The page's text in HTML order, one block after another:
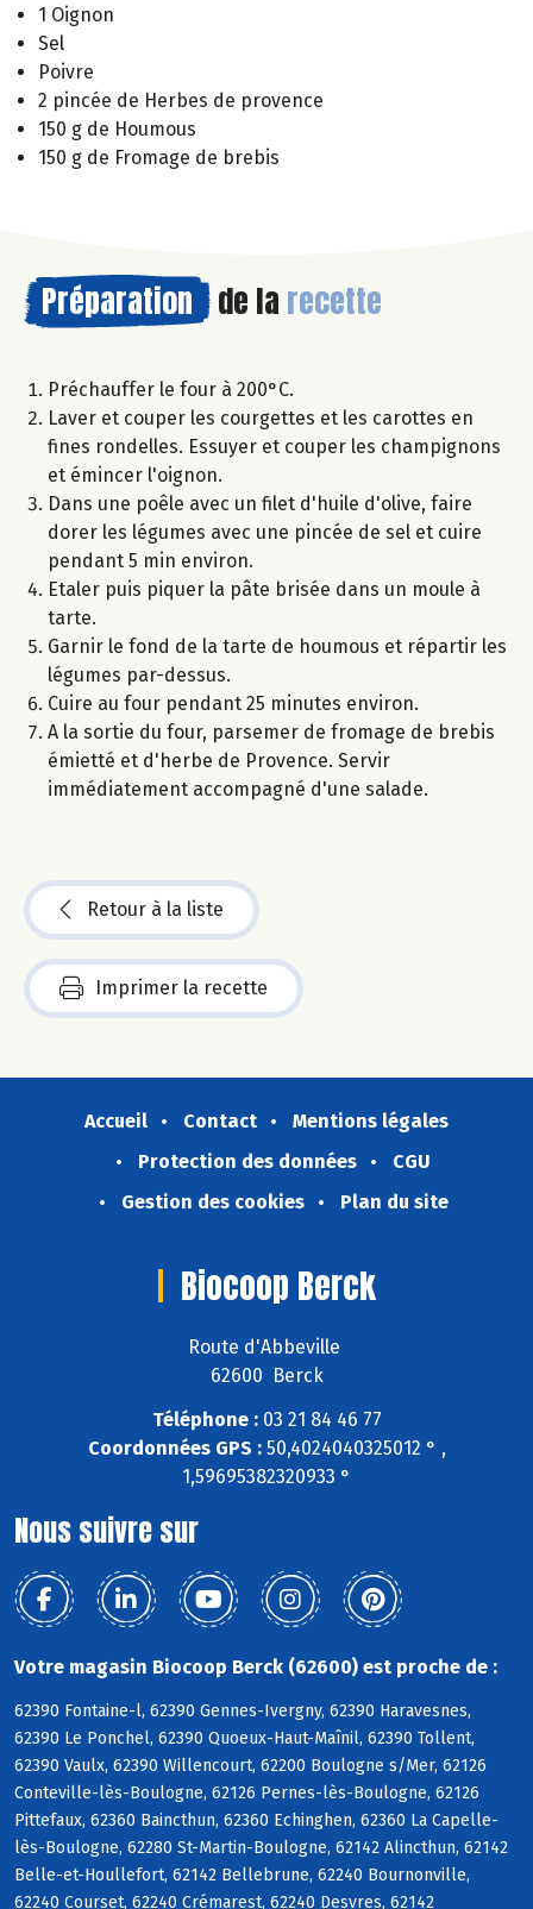
1 Oignon
Sel
Poivre
2 pincée de Herbes de provence
150 g de Houmous
150 g de Fromage de brebis
Préparation de la recette
Préchauffer le four à 200°C.
Laver et couper les courgettes et les carottes en
fines rondelles. Essuyer et couper les champignons
et émincer l'oignon.
Dans une poêle avec un filet d'huile d'olive, faire
dorer les légumes avec une pincée de sel et cuire
pendant 5 min environ.
Etaler puis piquer la pâte brisée dans un moule à
tarte.
Garnir le fond de la tarte de houmous et répartir les
légumes par-dessus.
Cuire au four pendant 25 minutes environ.
A la sortie du four, parsemer de fromage de brebis
émietté et d'herbe de Provence. Servir
immédiatement accompagné d'une salade.
Retour à la liste
Imprimer la recette
Accueil Contact
Mentions légales
Protection des données
CGU
Gestion des cookies
Plan du site
Biocoop Berck
Route d'Abbeville
62600 Berck
Téléphone :03 21 84 46 77
Coordonnées GPS :50,4024040325012 ° ,
1,59695382320933 °
Nous suivre sur
Votre magasin Biocoop Berck (62600) est proche de :
62390 Fontaine-l, 62390 Gennes-Ivergny, 62390 Haravesnes,
62390 Le Ponchel, 62390 Quoeux-Haut-Maînil, 62390 Tollent,
62390 Vaulx, 62390 Willencourt, 62200 Boulogne s/Mer, 62126
Conteville-lès-Boulogne, 62126 Pernes-lès-Boulogne, 62126
Pittefaux, 62360 Baincthun, 62360 Echinghen, 62360 La Capelle-
lès-Boulogne, 62280 St-Martin-Boulogne, 62142 Alincthun, 62142
Belle-et-Houllefort, 62142 Bellebrune, 62240 Bournonville,
62240 Courset, 62240 Crémarest, 62240 Desvres, 62142